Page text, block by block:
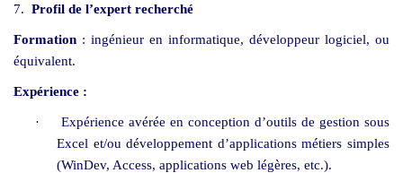
7. Profil de l’expert recherché
Formation : ingénieur en informatique, développeur logiciel, ou
équivalent.
Expérience :
·
Expérience avérée en conception d’outils de gestion sous
Excel et/ou développement d’applications métiers simples
(WinDev, Access, applications web légères, etc.).